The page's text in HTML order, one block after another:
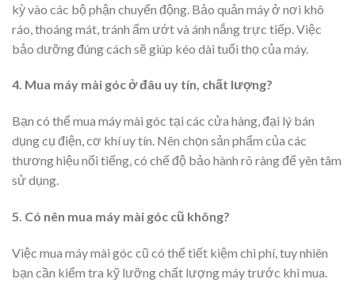
kỳ vào các bộ phận chuyển động. Bảo quản máy ở nơi khô
ráo, thoáng mát, tránh ẩm ướt và ánh nắng trực tiếp. Việc
bảo dưỡng đúng cách sẽ giúp kéo dài tuổi thọ của máy.
4. Mua máy mài góc ở đâu uy tín, chất lượng?
Bạn có thể mua máy mài góc tại các cửa hàng, đại lý bán
dụng cụ điện, cơ khí uy tín. Nên chọn sản phẩm của các
thương hiệu nổi tiếng, có chế độ bảo hành rõ ràng để yên tâm
sử dụng.
5. Có nên mua máy mài góc cũ không?
Việc mua máy mài góc cũ có thể tiết kiệm chi phí, tuy nhiên
bạn cần kiểm tra kỹ lưỡng chất lượng máy trước khi mua.